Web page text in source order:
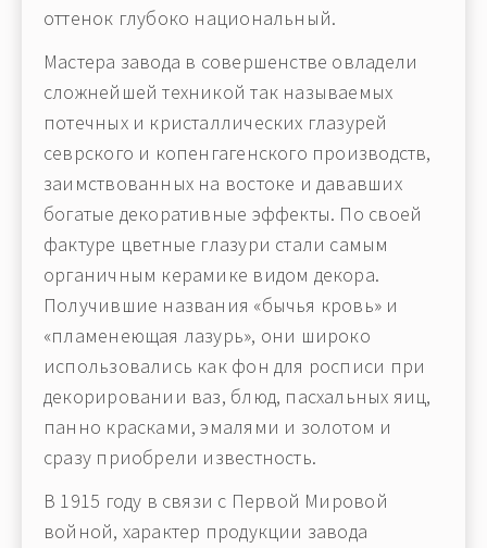
оттенок глубоко национальный.
Мастера завода в совершенстве овладели
сложнейшей техникой так называемых
потечных и кристаллических глазурей
севрского и копенгагенского производств,
заимствованных на востоке и дававших
богатые декоративные эффекты. По своей
фактуре цветные глазури стали самым
органичным керамике видом декора.
Получившие названия «бычья кровь» и
«пламенеющая лазурь», они широко
использовались как фон для росписи при
декорировании ваз, блюд, пасхальных яиц,
панно красками, эмалями и золотом и
сразу приобрели известность.
В 1915 году в связи с Первой Мировой
войной, характер продукции завода